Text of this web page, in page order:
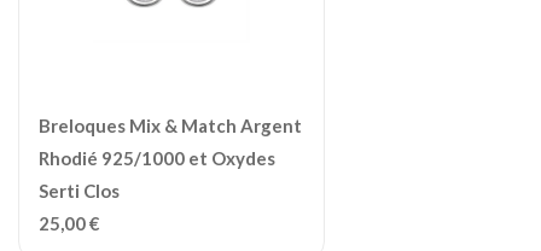
Breloques Mix & Match Argent
Rhodié 925/1000 et Oxydes
Serti Clos
25,00€